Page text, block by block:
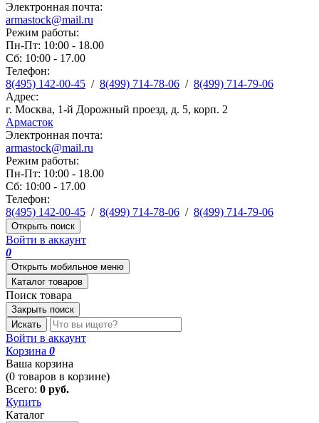
Электронная почта:
armastock@mail.ru
Режим работы:
Пн-Пт: 10:00 - 18.00
Сб: 10:00 - 17.00
Телефон:
8(495) 142-00-45 / 8(499) 714-78-06 / 8(499) 714-79-06
Адрес:
г. Москва, 1-й Дорожный проезд, д. 5, корп. 2
Армасток
Электронная почта:
armastock@mail.ru
Режим работы:
Пн-Пт: 10:00 - 18.00
Сб: 10:00 - 17.00
Телефон:
8(495) 142-00-45 / 8(499) 714-78-06 / 8(499) 714-79-06
Открыть поиск
Войти в аккаунт
0
Открыть мобильное меню
Каталог товаров
Поиск товара
Закрыть поиск
Искать
Войти в аккаунт
Корзина 0
Ваша корзина
(0 товаров в корзине)
Всего: 0 руб.
Купить
Каталог